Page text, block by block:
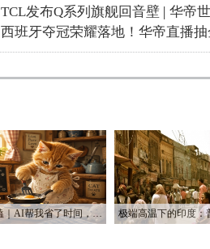
TCL发布Q系列旗舰回音壁 | 华帝
西班牙夺冠荣耀落地！华帝直播
唠嗑｜AI帮我省了时间，也帮我烧光了Token